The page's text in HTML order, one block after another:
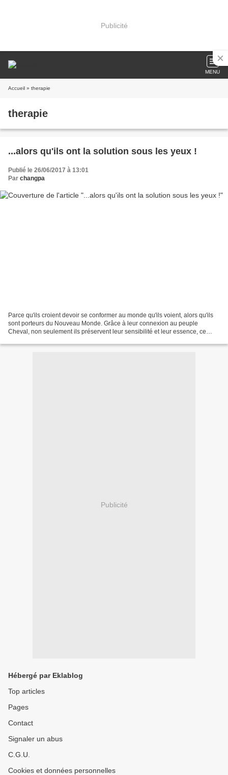
Publicité
MENU
Accueil » therapie
therapie
...alors qu'ils ont la solution sous les yeux !
Publié le 26/06/2017 à 13:01
Par changpa
Parce qu'ils croient devoir se conformer au monde qu'ils voient, alors qu'ils
sont porteurs du Nouveau Monde. Grâce à leur connexion au peuple
Cheval, non seulement ils préservent leur sensibilité et leur essence, ce
Publicité
Hébergé par Eklablog
Top articles
Pages
Contact
Signaler un abus
C.G.U.
Cookies et données personnelles